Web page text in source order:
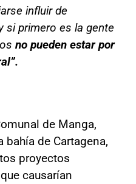
influir de
si primero es la gente
no pueden estar por
de Manga,
de Cartagena,
proyectos
causarían